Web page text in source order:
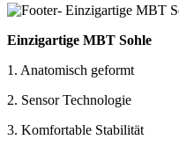
Einzigartige MBT Sohle
1. Anatomisch geformt
2. Sensor Technologie
3. Komfortable Stabilität